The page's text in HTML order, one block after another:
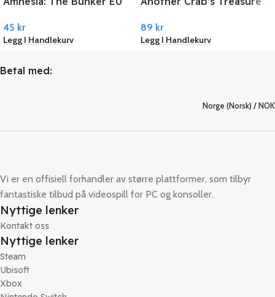
45 kr
Legg I Handlekurv
89 kr
Legg I Handlekurv
Betal med:
Norge (Norsk) / NOK
Vi er en offisiell forhandler av større plattformer, som tilbyr
fantastiske tilbud på videospill for PC og konsoller.
Nyttige lenker
Kontakt oss
Nyttige lenker
Steam
Ubisoft
Xbox